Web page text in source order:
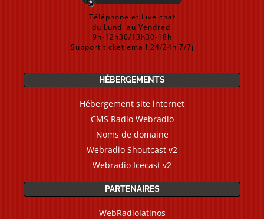
Téléphone et Live chat
du Lundi au Vendredi
9h-12h30/13h30-18h
Support ticket email 24/24h 7/7j
HÉBERGEMENTS
Hébergement site internet
CMS Radio Webradio
Noms de domaine
Webradio Shoutcast v2
Webradio Icecast v2
PARTENAIRES
WebRadiolatinos